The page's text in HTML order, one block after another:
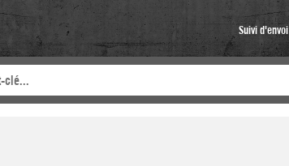
Suivi d'envoi